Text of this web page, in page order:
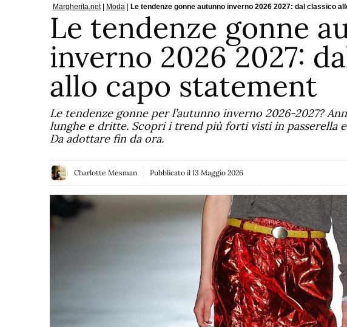
Margherita.net| Moda | Le tendenze gonne autunno inverno 2026 2027: dal classico
Le tendenze gonne
inverno 2026 2027:
allo capo statement
Le tendenze gonne per l’autunno inverno 2026-2027?
lunghe e dritte. Scopri i trend più forti visti in passerella
Da adottare fin da ora.
Charlotte Mesman Pubblicato il 13 Maggio 2026